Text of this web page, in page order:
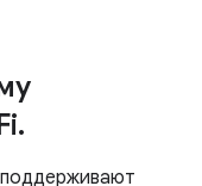
.
поддерживают